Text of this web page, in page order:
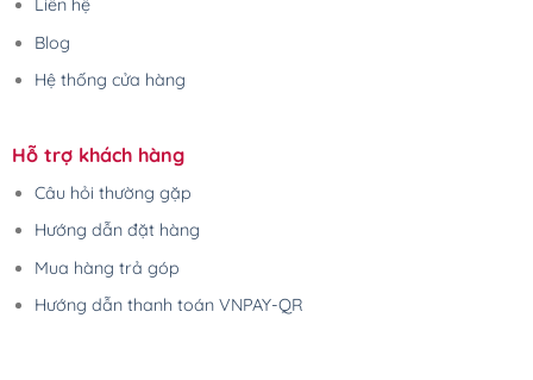
Liên hệ
Blog
Hệ thống cửa hàng
Hỗ trợ khách hàng
Câu hỏi thường gặp
Hướng dẫn đặt hàng
Mua hàng trả góp
Hướng dẫn thanh toán VNPAY-QR